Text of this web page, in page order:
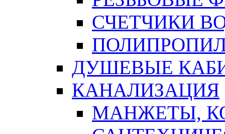
СЧЕТЧИКИ
ДУШЕВЫЕ
КАНАЛИЗАЦИЯ
МАНЖЕТЫ,